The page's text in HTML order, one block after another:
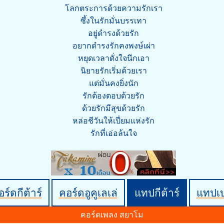
โลกตระการด้วยความรักเรา
ซึ้งในรักมั่นบรรเทา
อยู่ดำรงด้วยรัก
อยากดำรงรักคงพงษ์เผ่า
หยุดเวลาดั่งใจนึกเอา
นิยายรักเริ่มด้วยเรา
แต่มั่นคงยิ่งนัก
รักต้องตอบด้วยรัก
ด้วยรักมีสุขด้วยรัก
หล่อชีวันให้เปี่ยมแห่งรัก
รักที่เอ่อล้นใจ
ร์ดกีต้าร์ คอร์ดอูคูเลเล่ แทปกีต้าร์ แทปเ
คอร์ดเพลง สยาโม